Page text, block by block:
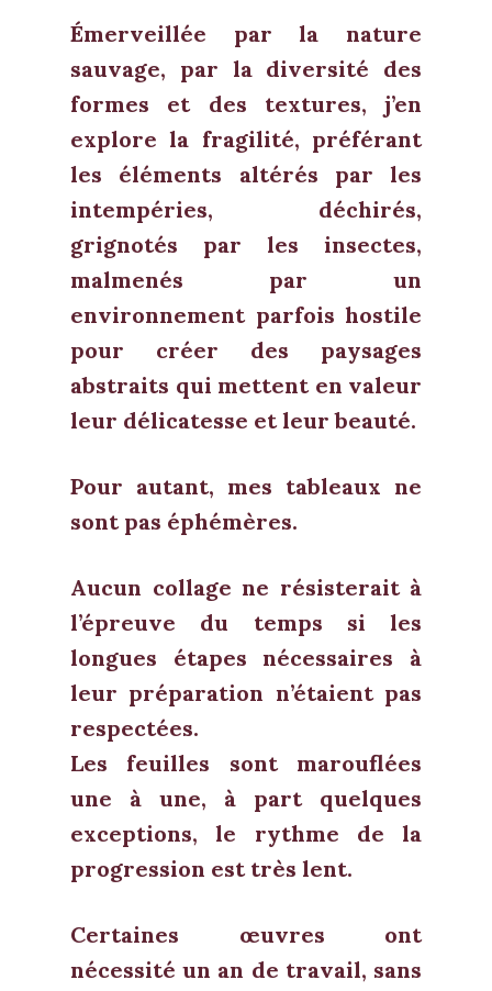
Émerveillée par la nature
sauvage, par la diversité des
formes et des textures, j’en
explore la fragilité, préférant
les éléments altérés par les
intempéries, déchirés,
grignotés par les insectes,
malmenés par un
environnement parfois hostile
pour créer des paysages
abstraits qui mettent en valeur
leur délicatesse et leur beauté.
Pour autant, mes tableaux ne
sont pas éphémères.
Aucun collage ne résisterait à
l’épreuve du temps si les
longues étapes nécessaires à
leur préparation n’étaient pas
respectées.
Les feuilles sont marouflées
une à une, à part quelques
exceptions, le rythme de la
progression est très lent.
Certaines œuvres ont
nécessité un an de travail, sans